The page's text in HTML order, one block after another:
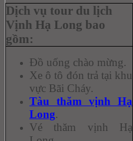
Dịch vụ tour du lịch
Vịnh Hạ Long bao
gồm:
Đồ uống chào mừng.
Xe ô tô đón trả tại khu
vực Bãi Cháy.
Tàu thăm vịnh Hạ
Long.
Vé thăm vịnh Hạ